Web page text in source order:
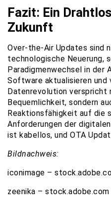
Fazit: Ein
Zukunft
Over-the-Air Updates sind
technologische Neuerung,
Paradigmenwechsel in der
Software aktualisieren und
Datenrevolution verspricht
Bequemlichkeit, sondern
Reaktionsfähigkeit auf die
Anforderungen der
ist kabellos, und OTA
Bildnachweis:
iconimage –
zeenika – stock.adobe.com